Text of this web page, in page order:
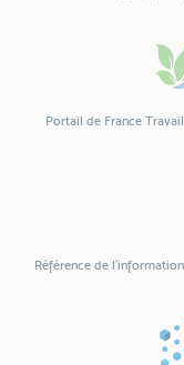
Portail de France
Référence de